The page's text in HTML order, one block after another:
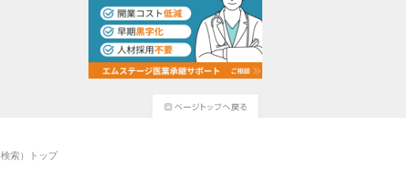
索）トップ